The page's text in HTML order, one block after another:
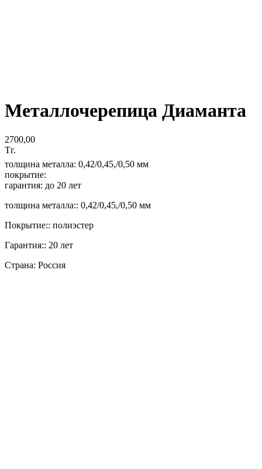
Металлочерепица Диаманта
2700,00
Тг.
толщина металла: 0,42/0,45,/0,50 мм
покрытие:
гарантия: до 20 лет
толщина металла:: 0,42/0,45,/0,50 мм
Покрытие:: полиэстер
Гарантия:: 20 лет
Страна: Россия